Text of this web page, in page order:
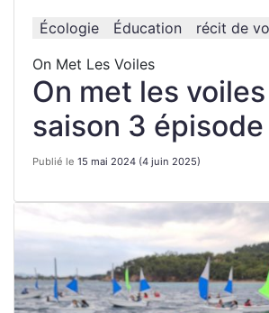
Écologie Éducation récit de
On Met Les Voiles
On met les voiles
saison 3
Publié le 15 mai 2024 (4 juin 2025)